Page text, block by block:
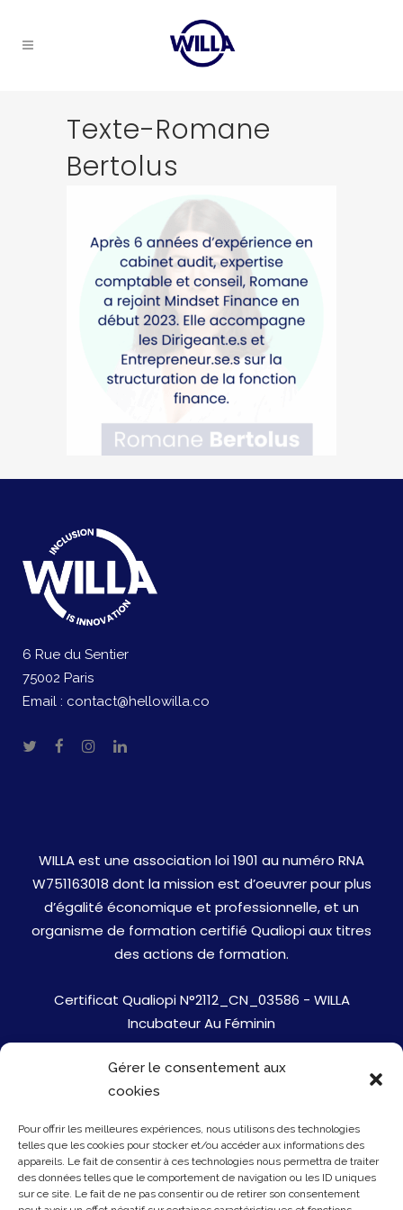
Gérer le consentement aux
cookies
Pour offrir les meilleures expériences, nous utilisons des technologies
telles que les cookies pour stocker et/ou accéder aux informations des
appareils. Le fait de consentir à ces technologies nous permettra de traiter
des données telles que le comportement de navigation ou les ID uniques
sur ce site. Le fait de ne pas consentir ou de retirer son consentement
Texte-Romane
Bertolus
6 Rue du Sentier
75002 Paris
Email : contact@hellowilla.co
WILLA est une association loi 1901 au numéro RNA
W751163018 dont la mission est d’oeuvrer pour plus
d’égalité économique et professionnelle, et un
organisme de formation certifié Qualiopi aux titres
des actions de formation.
Certificat Qualiopi N°2112_CN_03586 - WILLA
Incubateur Au Féminin
Jobs
Mentions Légales
Politique de cookies
Presse